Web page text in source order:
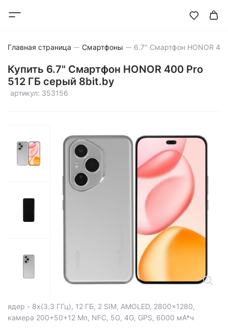
Главная страница Смартфоны
Купить 6.7" Смартфон HONOR 400 Pro
512 ГБ серый 8bit.by
артикул: 353156
ядер - 8x(3.3 ГГц), 12 ГБ, 2 SIM, AMOLED, 2800x1280,
камера 200+50+12 Мп, NFC, 5G, 4G, GPS, 6000 мА*ч